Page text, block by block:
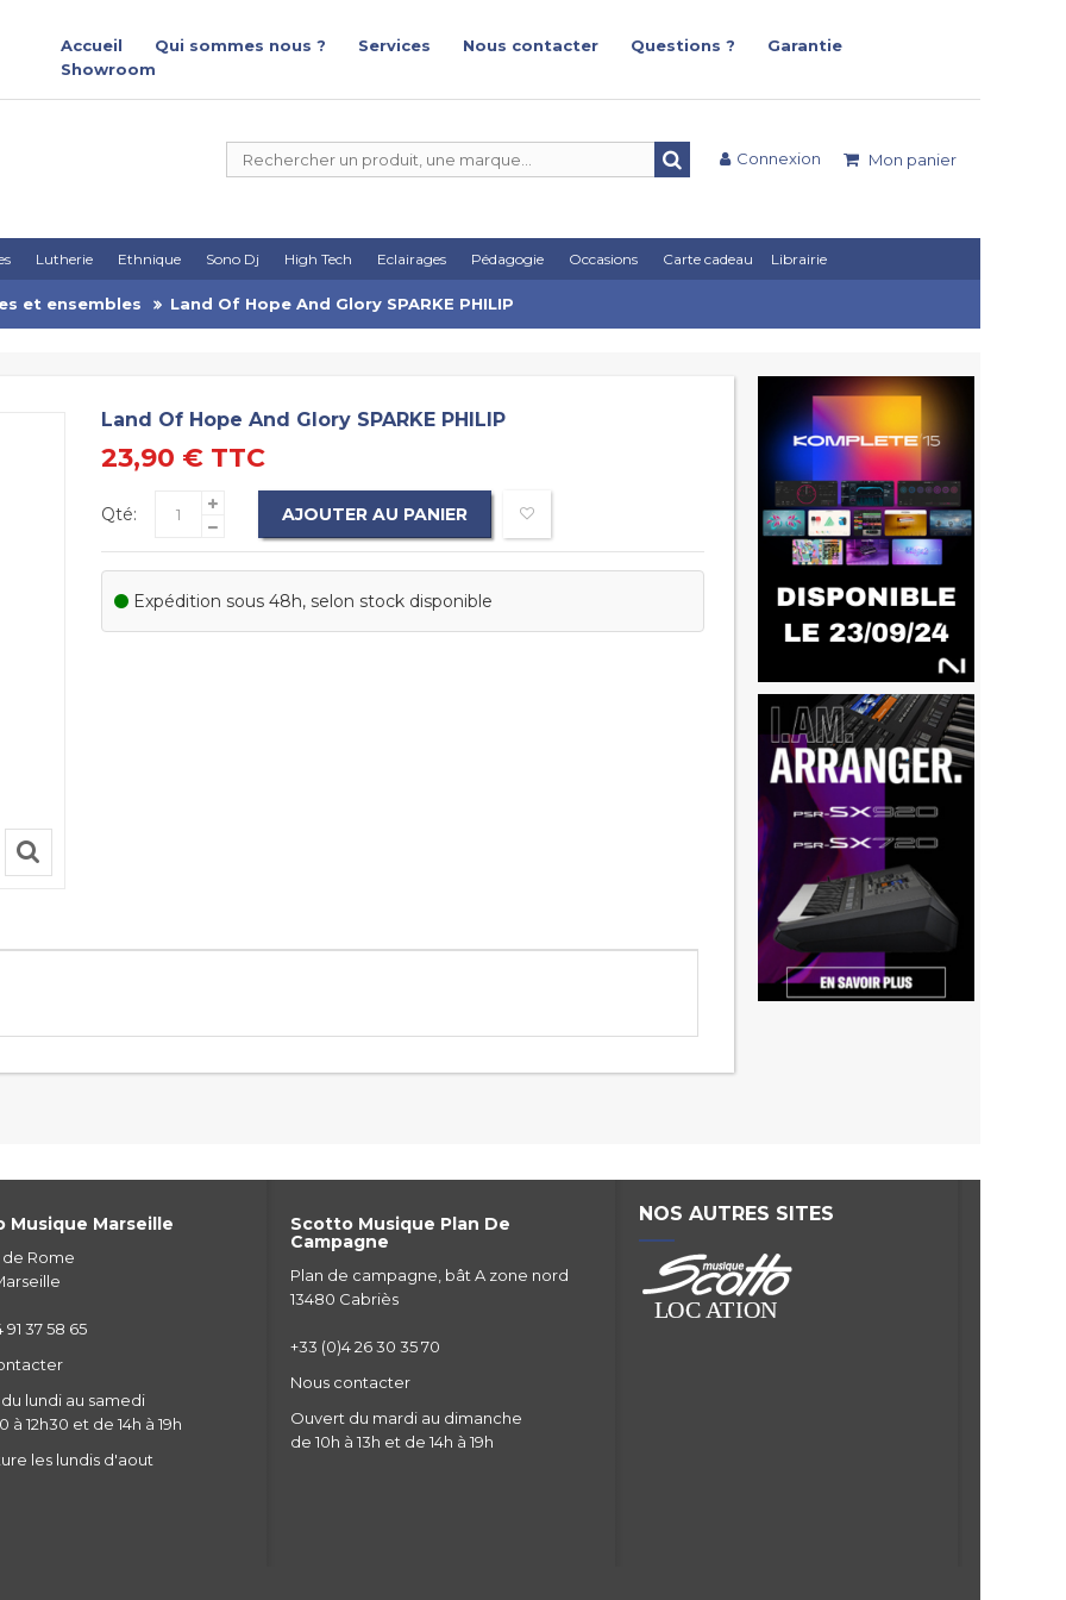
Accueil Qui sommes nous ? Services Nous contacter Questions ?
Garantie
Showroom
Mon panier
Connexion
Lutherie Ethnique Sono Dj High Tech Eclairages Pédagogie Occasions Carte cadeau Librairie
et ensembles Land Of Hope And Glory SPARKE PHILIP
Land Of Hope And Glory SPARKE PHILIP
23,90 € TTC
Qté: AJOUTER AU PANIER
Expédition sous 48h, selon stock disponible
Musique Marseille
de Rome
91 37 58 65
lundi au samedi
à 12h30 et de 14h à 19h
les lundis d'aout
Scotto Musique Plan De
Campagne
Plan de campagne, bât A zone nord
13480 Cabriès
+33 (0)4 26 30 35 70
Nous contacter
Ouvert du mardi au dimanche
de 10h à 13h et de 14h à 19h
NOS AUTRES SITES